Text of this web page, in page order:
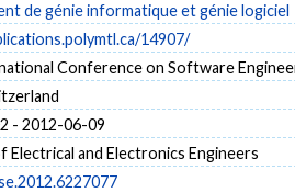
de génie informatique et génie logiciel
14907/
Conference on Software
- 2012-06-09
and Electronics Engineers